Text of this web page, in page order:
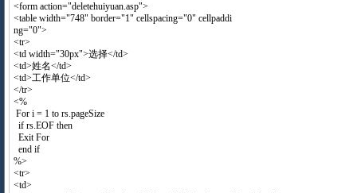
<form action="deletehuiyuan.asp">
<table width="748" border="1" cellspacing="0" cellpaddi
ng="0">
<tr>
<td width="30px">选择</td>
<td>姓名</td>
<td>工作单位</td>
</tr>
<%
For i = 1 to rs.pageSize
if rs.EOF then
Exit For
end if
%>
<tr>
<td>